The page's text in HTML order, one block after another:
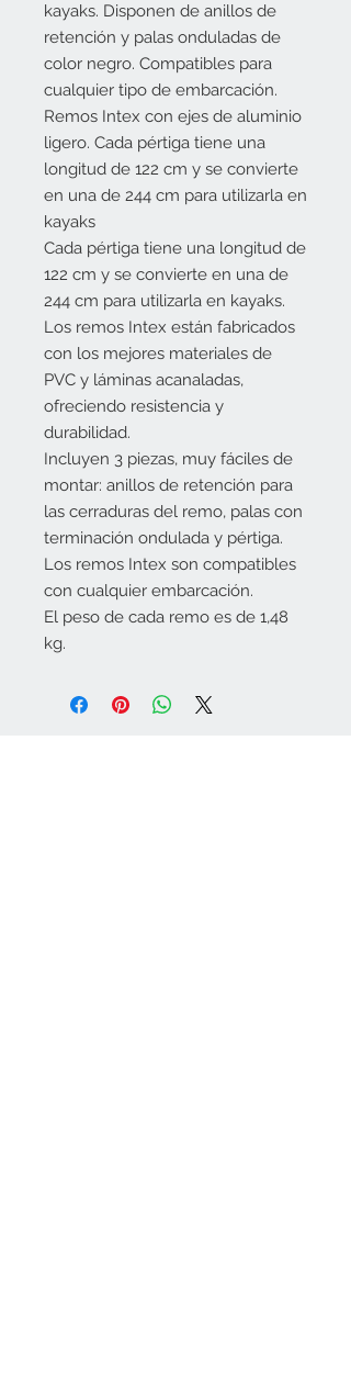
kayaks. Disponen de anillos de
retención y palas onduladas de
color negro. Compatibles para
cualquier tipo de embarcación.
Remos Intex con ejes de aluminio
ligero. Cada pértiga tiene una
longitud de 122 cm y se convierte
en una de 244 cm para utilizarla en
kayaks
Cada pértiga tiene una longitud de
122 cm y se convierte en una de
244 cm para utilizarla en kayaks.
Los remos Intex están fabricados
con los mejores materiales de
PVC y láminas acanaladas,
ofreciendo resistencia y
durabilidad.
Incluyen 3 piezas, muy fáciles de
montar: anillos de retención para
las cerraduras del remo, palas con
terminación ondulada y pértiga.
Los remos Intex son compatibles
con cualquier embarcación.
El peso de cada remo es de 1,48
kg.